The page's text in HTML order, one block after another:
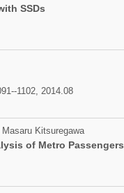
SSDs
1102, 2014.08
Kitsuregawa
of Metro Passengers